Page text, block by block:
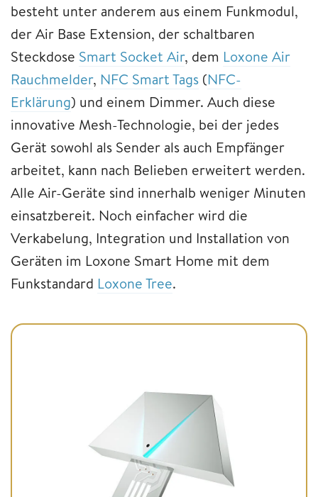
besteht unter anderem aus einem Funkmodul,
der Air Base Extension, der schaltbaren
Steckdose Smart Socket Air, dem Loxone Air
Rauchmelder, NFC Smart Tags (NFC-
Erklärung) und einem Dimmer. Auch diese
innovative Mesh-Technologie, bei der jedes
Gerät sowohl als Sender als auch Empfänger
arbeitet, kann nach Belieben erweitert werden.
Alle Air-Geräte sind innerhalb weniger Minuten
einsatzbereit. Noch einfacher wird die
Verkabelung, Integration und Installation von
Geräten im Loxone Smart Home mit dem
Funkstandard Loxone Tree.